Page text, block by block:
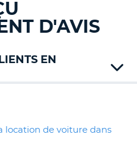
D'AVIS
EN
location de voiture dans